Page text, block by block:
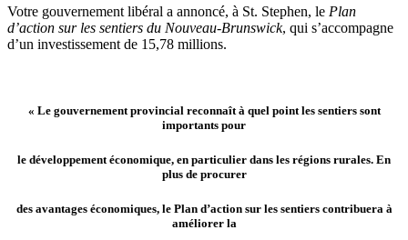
Votre gouvernement libéral a annoncé, à St. Stephen, le Plan
d’action sur les sentiers du Nouveau-Brunswick, qui s’accompagne
d’un investissement de 15,78 millions.
« Le gouvernement provincial reconnaît à quel point les sentiers sont
importants pour
le développement économique, en particulier dans les régions rurales. En
plus de procurer
des avantages économiques, le Plan d’action sur les sentiers contribuera à
améliorer la